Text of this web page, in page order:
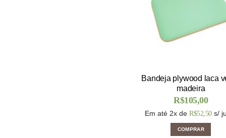
Bandeja plywood laca
madeira
R$105,00
Em até 2x de R$52,50 s/
COMPRAR